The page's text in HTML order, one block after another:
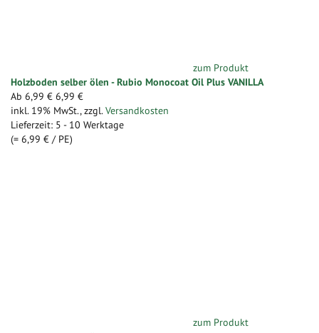
zum Produkt
Holzboden selber ölen - Rubio Monocoat Oil Plus VANILLA
Ab 6,99 € 6,99 €
inkl. 19% MwSt., zzgl. Versandkosten
Lieferzeit: 5 - 10 Werktage
(= 6,99 € / PE)
zum Produkt